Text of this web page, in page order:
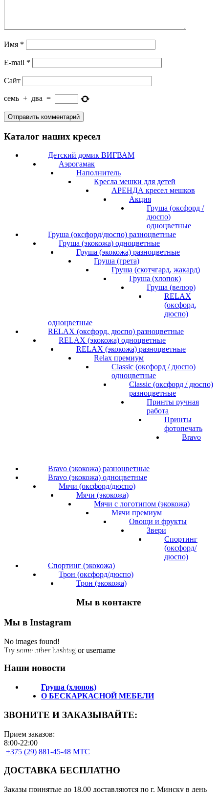
Имя *
E-mail *
Сайт
семь + два =
Каталог наших кресел
Детский домик ВИГВАМ
Аэрогамак
Наполнитель
Кресла мешки для детей
АРЕНДА кресел мешков
Акция
Груша (оксфорд /
дюспо)
одноцветные
Груша (оксфорд/дюспо) разноцветные
Груша (экокожа) одноцветные
Груша (экокожа) разноцветные
Груша (грета)
Груша (скотчгард, жакард)
Груша (хлопок)
Груша (велюр)
RELAX
(оксфорд,
дюспо)
одноцветные
RELAX (оксфорд, дюспо) разноцветные
RELAX (экокожа) одноцветные
RELAX (экокожа) разноцветные
Relax премиум
Classic (оксфорд / дюспо)
одноцветные
Classic (оксфорд / дюспо)
разноцветные
Принты ручная
работа
Принты
фотопечать
Bravo
Bravo (экокожа) разноцветные
Bravo (экокожа) одноцветные
Мячи (оксфорд/дюспо)
Мячи (экокожа)
Мячи с логотипом (экокожа)
Мячи премиум
Овощи и фрукты
Звери
Спортинг
(оксфорд/
дюспо)
Спортинг (экокожа)
Трон (оксфорд/дюспо)
Трон (экокожа)
Мы в контакте
Мы в Instagram
No images found!
Try some other hashtag or username
Подпишитесь на нас!
Наши новости
Груша (хлопок)
О БЕСКАРКАСНОЙ МЕБЕЛИ
ЗВОНИТЕ И ЗАКАЗЫВАЙТЕ:
Прием заказов:
8:00-22:00
+375 (29) 881-45-48 МТС
ДОСТАВКА БЕСПЛАТНО
Заказы принятые до 18.00 доставляются по г. Минску в день